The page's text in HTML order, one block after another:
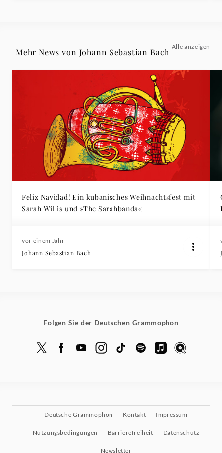
Mehr News von Johann Sebastian Bach
Alle anzeigen
Feliz Navidad! Ein kubanisches Weihnachtsfest mit
Sarah Willis und »The Sarahbanda«
vor einem Jahr
Johann Sebastian Bach
Folgen Sie der Deutschen Grammophon
Deutsche Grammophon Kontakt Impressum
Nutzungsbedingungen Barrierefreiheit Datenschutz
Newsletter